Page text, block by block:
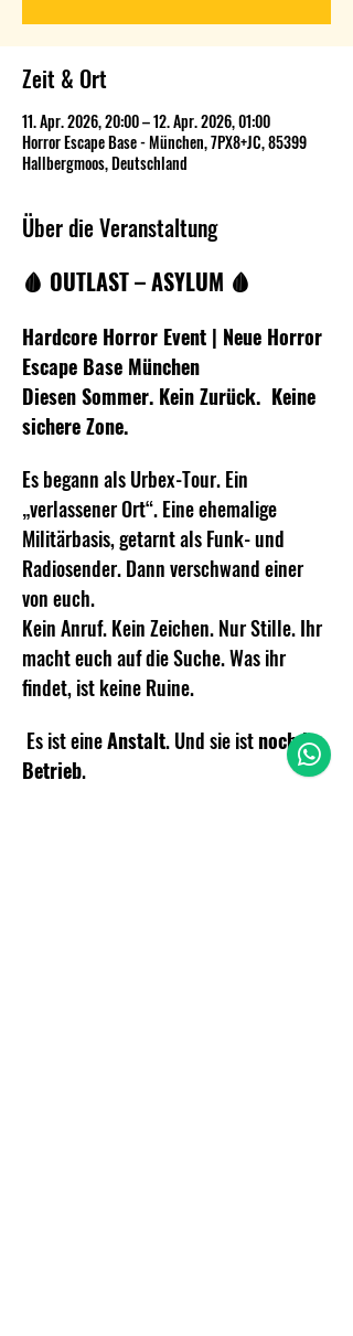
Zeit & Ort
11. Apr. 2026, 20:00 – 12. Apr. 2026, 01:00
Horror Escape Base - München, 7PX8+JC, 85399
Hallbergmoos, Deutschland
Über die Veranstaltung
🩸 OUTLAST – ASYLUM 🩸
Hardcore Horror Event | Neue Horror
Escape Base München
Diesen Sommer. Kein Zurück.  Keine
sichere Zone.
Es begann als Urbex-Tour. Ein
„verlassener Ort“. Eine ehemalige
Militärbasis, getarnt als Funk- und
Radiosender. Dann verschwand einer
von euch.
Kein Anruf. Kein Zeichen. Nur Stille. Ihr
macht euch auf die Suche. Was ihr
findet, ist keine Ruine.
Es ist eine Anstalt. Und sie ist noch in
Betrieb.